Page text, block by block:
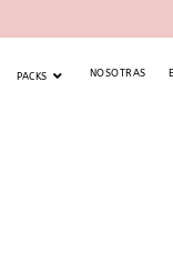
PACKS NOSOTRAS